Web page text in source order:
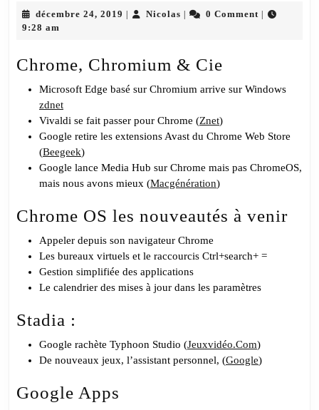
Des
décembre 24, 2019 décembre
NicolasNicolas0 Comment
9:28 am
Chrome, Chromium & Cie
Microsoft Edge basé sur Chromium arrive sur Windows
zdnet
Vivaldi se fait passer pour Chrome (Znet)
Google retire les extensions Avast du Chrome Web Store
(Beegeek)
Google lance Media Hub sur Chrome mais pas ChromeOS,
mais nous avons mieux (Macgénération)
Chrome OS les nouveautés à venir
Appeler depuis son navigateur Chrome
Les bureaux virtuels et le raccourcis Ctrl+search+ =
Gestion simplifiée des applications
Le calendrier des mises à jour dans les paramètres
Stadia :
Google rachète Typhoon Studio (Jeuxvidéo.Com)
De nouveaux jeux, l’assistant personnel, (Google)
Google Apps